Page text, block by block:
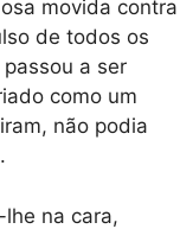
movida contra
de todos os
a ser
como um
não podia
na cara,